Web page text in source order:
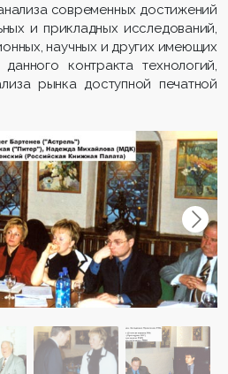
современных достижений
и прикладных исследований,
научных и других имеющих
контракта технологий,
рынка доступной печатной